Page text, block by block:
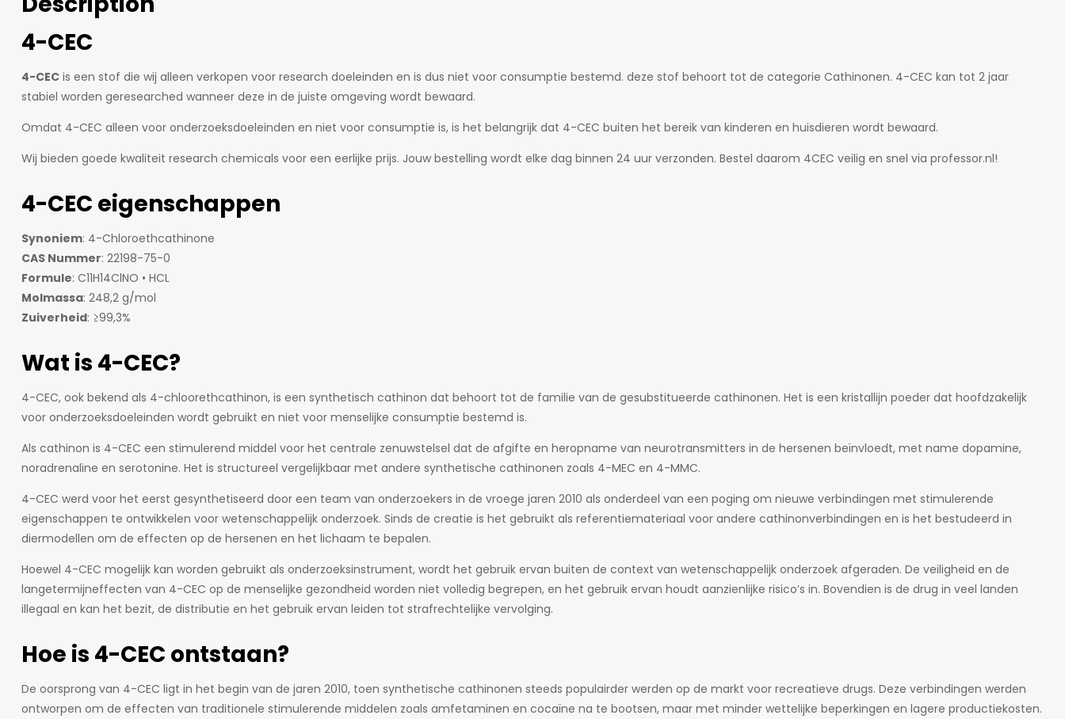
4-CEC
4-CEC is een stof die wij alleen verkopen voor research doeleinden en is dus niet voor consumptie bestemd. deze stof behoort tot de categorie Cathinonen. 4-CEC kan tot 2 jaar
stabiel worden geresearched wanneer deze in de juiste omgeving wordt bewaard.
Omdat 4-CEC alleen voor onderzoeksdoeleinden en niet voor consumptie is, is het belangrijk dat 4-CEC buiten het bereik van kinderen en huisdieren wordt bewaard.
Wij bieden goede kwaliteit research chemicals voor een eerlijke prijs. Jouw bestelling wordt elke dag binnen 24 uur verzonden. Bestel daarom 4CEC veilig en snel via professor.nl!
4-CEC eigenschappen
Synoniem: 4-Chloroethcathinone
CAS Nummer: 22198-75-0
Formule: C11H14ClNO • HCL
Molmassa: 248,2 g/mol
Zuiverheid: ≥99,3%
Wat is 4-CEC?
4-CEC, ook bekend als 4-chloorethcathinon, is een synthetisch cathinon dat behoort tot de familie van de gesubstitueerde cathinonen. Het is een kristallijn poeder dat hoofdzakelijk
voor onderzoeksdoeleinden wordt gebruikt en niet voor menselijke consumptie bestemd is.
Als cathinon is 4-CEC een stimulerend middel voor het centrale zenuwstelsel dat de afgifte en heropname van neurotransmitters in de hersenen beïnvloedt, met name dopamine,
noradrenaline en serotonine. Het is structureel vergelijkbaar met andere synthetische cathinonen zoals 4-MEC en 4-MMC.
4-CEC werd voor het eerst gesynthetiseerd door een team van onderzoekers in de vroege jaren 2010 als onderdeel van een poging om nieuwe verbindingen met stimulerende
eigenschappen te ontwikkelen voor wetenschappelijk onderzoek. Sinds de creatie is het gebruikt als referentiemateriaal voor andere cathinonverbindingen en is het bestudeerd in
diermodellen om de effecten op de hersenen en het lichaam te bepalen.
Hoewel 4-CEC mogelijk kan worden gebruikt als onderzoeksinstrument, wordt het gebruik ervan buiten de context van wetenschappelijk onderzoek afgeraden. De veiligheid en de
langetermijneffecten van 4-CEC op de menselijke gezondheid worden niet volledig begrepen, en het gebruik ervan houdt aanzienlijke risico’s in. Bovendien is de drug in veel landen
illegaal en kan het bezit, de distributie en het gebruik ervan leiden tot strafrechtelijke vervolging.
Hoe is 4-CEC ontstaan?
De oorsprong van 4-CEC ligt in het begin van de jaren 2010, toen synthetische cathinonen steeds populairder werden op de markt voor recreatieve drugs. Deze verbindingen werden
ontworpen om de effecten van traditionele stimulerende middelen zoals amfetaminen en cocaïne na te bootsen, maar met minder wettelijke beperkingen en lagere productiekosten.